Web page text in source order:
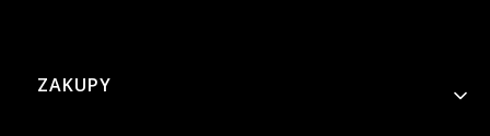
Linki w stopce
ZAKUPY